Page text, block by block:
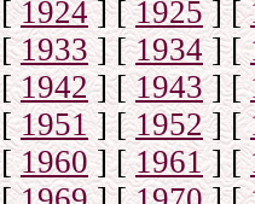
[1924] [1925] [
[1933] [1934] [
[1942] [1943] [
[1951 ] [1952] [
[1960] [1961] [